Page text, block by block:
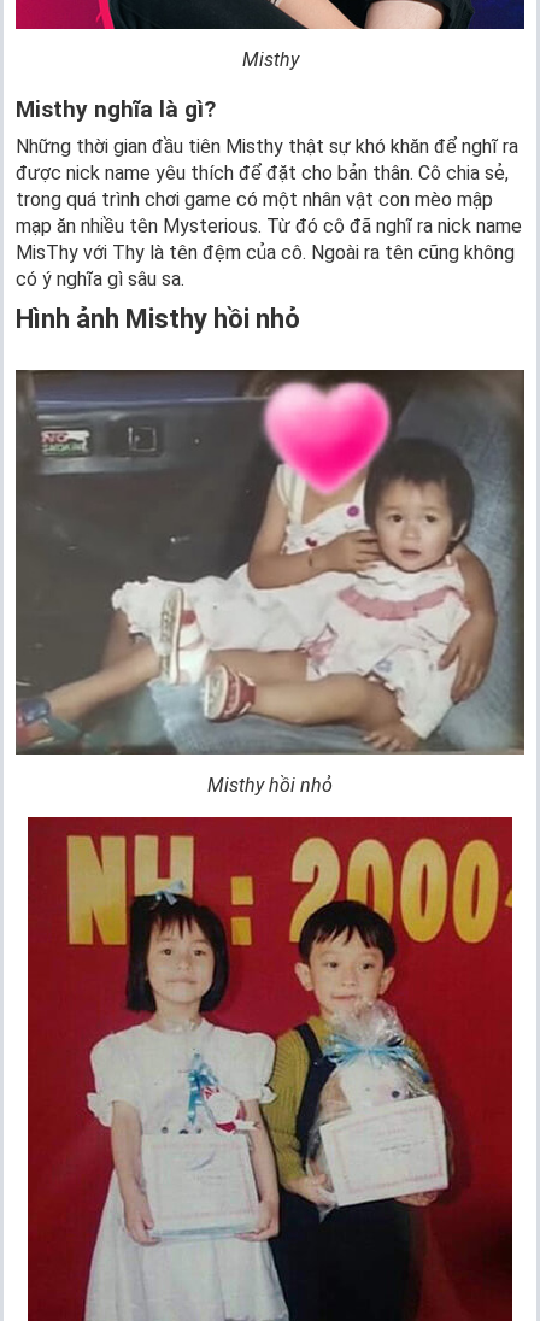
Misthy
Misthy nghĩa là gì?
Những thời gian đầu tiên Misthy thật sự khó khăn để nghĩ ra
được nick name yêu thích để đặt cho bản thân. Cô chia sẻ,
trong quá trình chơi game có một nhân vật con mèo mập
mạp ăn nhiều tên Mysterious. Từ đó cô đã nghĩ ra nick name
MisThy với Thy là tên đệm của cô. Ngoài ra tên cũng không
có ý nghĩa gì sâu sa.
Hình ảnh Misthy hồi nhỏ
Misthy hồi nhỏ